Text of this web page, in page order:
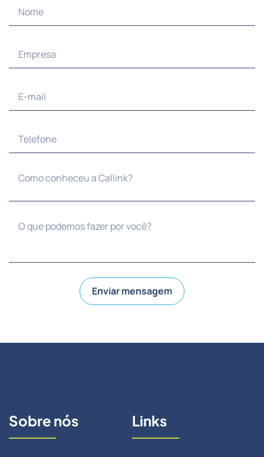
Enviar mensagem
Sobre nós Links